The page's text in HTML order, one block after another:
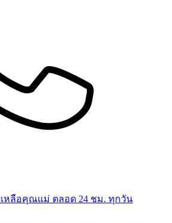
หลือคุณแม่ ตลอด 24 ชม. ทุกวัน